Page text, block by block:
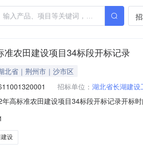
准农田建设项目34标段开标记录
北省｜荆州市｜沙市区
招标单位： 湖北省长湖建
年高标准农田建设项目34标段开标记录开标
限公司;项目负责人:张洋;报价:0.00元/%;工
设